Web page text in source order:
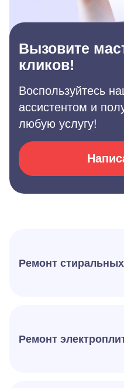
Вызовите
кликов!
Воспользуйтесь
ассистентом и
любую услугу!
Ремонт
Ремонт